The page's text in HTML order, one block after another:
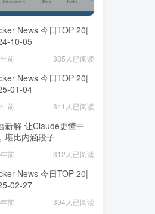
News 今日TOP 20|
10-05
前 385人已阅读
News 今日TOP 20|
01-04
前 341人已阅读
新解-让Claude更懂中
堪比内涵段子
前 312人已阅读
News 今日TOP 20|
02-27
前 304人已阅读